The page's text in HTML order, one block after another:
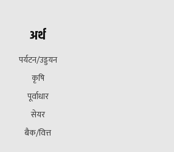
अर्थ
पर्यटन/उड्डयन
कृषि
पूर्वाधार
सेयर
बैक/वित्त